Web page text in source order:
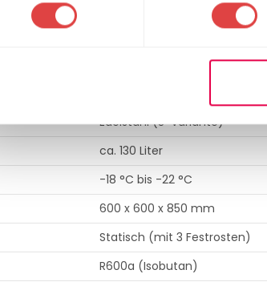
Edelstahl (S-Variante)
ca. 130 Liter
-18 °C bis -22 °C
600 x 600 x 850 mm
Statisch (mit 3 Festrosten)
R600a (Isobutan)